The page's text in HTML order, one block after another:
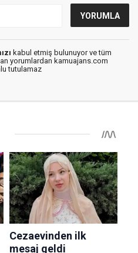
kabul etmiş bulunuyor ve tüm
yorumlardan kamuajans.com
tutulamaz